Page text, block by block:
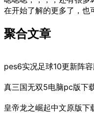
在开始了解的更多了，也
聚合文章
pes6实况足球10更新阵容
真三国无双5电脑pc版下
皇帝龙之崛起中文原版下